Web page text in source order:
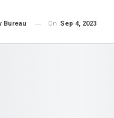
Bureau On Sep 4, 2023